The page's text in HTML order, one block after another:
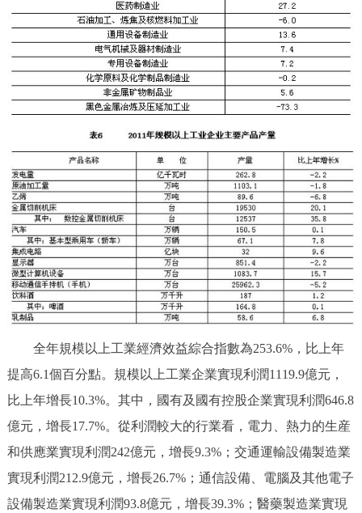
全年規模以上工業經濟效益綜合指數為253.6%，比上年
提高6.1個百分點。規模以上工業企業實現利潤1119.9億元，
比上年增長10.3%。其中，國有及國有控股企業實現利潤646.8
億元，增長17.7%。從利潤較大的行業看，電力、熱力的生産
和供應業實現利潤242億元，增長9.3%；交通運輸設備製造業
實現利潤212.9億元，增長26.7%；通信設備、電腦及其他電子
設備製造業實現利潤93.8億元，增長39.3%；醫藥製造業實現